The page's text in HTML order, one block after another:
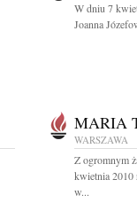
W dniu 7
Joanna
MARIA
WARSZAWA
Z ogromnym
kwietnia 2010
w...